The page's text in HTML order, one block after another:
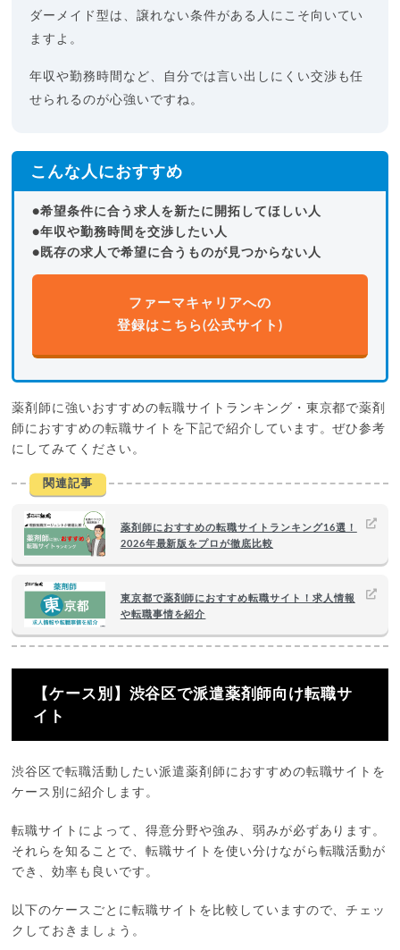
ダーメイド型は、譲れない条件がある人にこそ向いてい
ますよ。
年収や勤務時間など、自分では言い出しにくい交渉も任
せられるのが心強いですね。
こんな人におすすめ
●希望条件に合う求人を新たに開拓してほしい人
●年収や勤務時間を交渉したい人
●既存の求人で希望に合うものが見つからない人
ファーマキャリアへの
登録はこちら(公式サイト)
薬剤師に強いおすすめの転職サイトランキング・東京都で薬剤
師におすすめの転職サイトを下記で紹介しています。ぜひ参考
にしてみてください。
関連記事
薬剤師におすすめの転職サイトランキング16選！
2026年最新版をプロが徹底比較
東京都で薬剤師におすすめ転職サイト！求人情報
や転職事情を紹介
【ケース別】渋谷区で派遣薬剤師向け転職サ
イト
渋谷区で転職活動したい派遣薬剤師におすすめの転職サイトを
ケース別に紹介します。
転職サイトによって、得意分野や強み、弱みが必ずあります。
それらを知ることで、転職サイトを使い分けながら転職活動が
でき、効率も良いです。
以下のケースごとに転職サイトを比較していますので、チェッ
クしておきましょう。